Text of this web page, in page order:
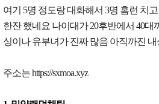
여기 5명 정도랑 대화해서 3명 홈런 치
한잔 했네요 나이대가 20후반에서 40대
싱이나 유부녀가 진짜 많음 아직까진
주소는 https://sxmoa.xyz